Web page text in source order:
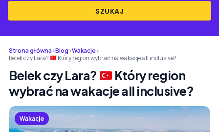
SZUKAJ
Strona główna›Blog›Wakacje›
Belek czy Lara?
Który region wybrać na wakacje all inclusive?
Belek czy Lara?
Który region
wybrać na wakacje all inclusive?
Wakacje